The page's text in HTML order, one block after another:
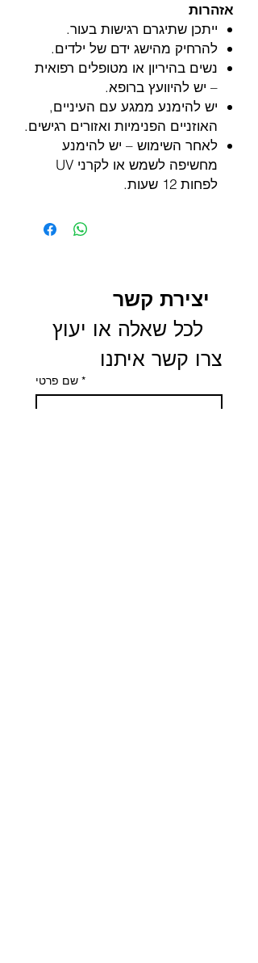
אזהרות
ייתכן שתיגרם רגישות בעור.
להרחיק מהישג ידם של ילדים.
נשים בהיריון או מטופלים רפואית
– יש להיוועץ ברופא.
יש להימנע ממגע עם העיניים,
האוזניים הפנימיות ואזורים רגישים.
לאחר השימוש – יש להימנע
מחשיפה לשמש או לקרני UV
לפחות 12 שעות.
יצירת קשר
צרו קשר איתנו
שם פרטי *